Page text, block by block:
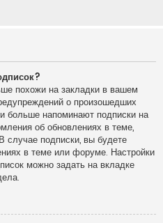
похожи на закладки в вашем
о произошедших
больше напоминают подписки на
об обновлениях в теме,
случае подписки, вы будете
в теме или форуме. Настройки
можно задать на вкладке